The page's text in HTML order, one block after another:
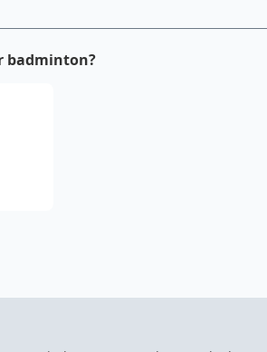
badminton?